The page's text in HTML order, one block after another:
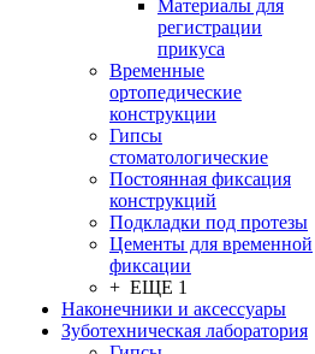
Материалы для
регистрации
прикуса
Временные
ортопедические
конструкции
Гипсы
стоматологические
Постоянная фиксация
конструкций
Подкладки под протезы
Цементы для временной
фиксации
+ ЕЩЕ 1
Наконечники и аксессуары
Зуботехническая лаборатория